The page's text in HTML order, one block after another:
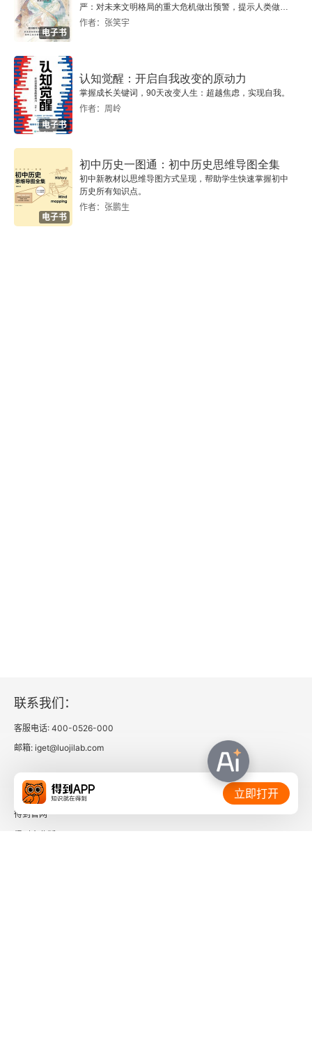
第三部分 学校课程设置
第四部分 学校课程的实施
让校园沸腾起来
第一部分 学校课程哲学
第二部分 学校课程目标
第三部分 学校课程体系
第四部分 学校课程实施
第一部分 学校课程哲学
第二部分 学校课程体系
生命因赏识而精彩
第一部分 学校愿景与课程理念
电子书
严：对未来文明格局的重大危机做出预警，提示人类做出
智慧的选择。
作者：张笑宇
电子书
认知觉醒：开启自我改变的原动力
掌握成长关键词，90天改变人生：超越焦虑，实现自我。
作者：周岭
电子书
初中历史一图通：初中历史思维导图全集
初中新教材以思维导图方式呈现，帮助学生快速掌握初中
历史所有知识点。
作者：张鹏生
联系我们：
客服电话: 400-0526-000
邮箱: iget@luojilab.com
相关链接：
得到官网
立即打开